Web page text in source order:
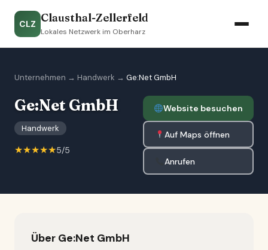
CLZ Clausthal-Zellerfeld
Lokales Netzwerk im Oberharz
Unternehmen → Handwerk → Ge:Net GmbH
Ge:Net GmbH
Handwerk
★★★★★5/5
Website besuchen
Auf Maps öffnen
Anrufen
Über Ge:Net GmbH